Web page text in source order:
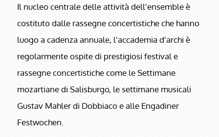
Il nucleo centrale delle attività dell'ensemble è
costituto dalle rassegne concertistiche che hanno
luogo a cadenza annuale, l'accademia d'archi è
regolarmente ospite di prestigiosi festival e
rassegne concertistiche come le Settimane
mozartiane di Salisburgo, le settimane musicali
Gustav Mahler di Dobbiaco e alle Engadiner
Festwochen.